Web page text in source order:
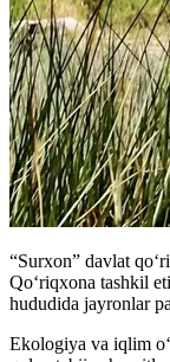
“Surxon” davlat
Qo‘riqxona tashkil
hududida jayronlar
Ekologiya va iqlim